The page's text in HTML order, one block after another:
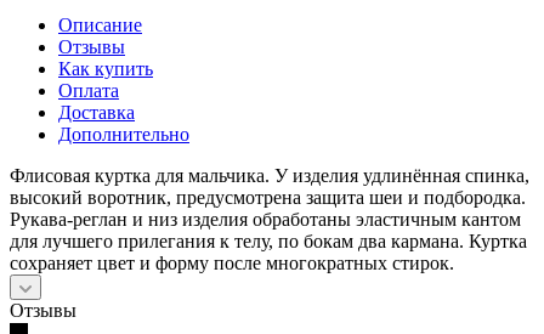
Описание
Отзывы
Как купить
Оплата
Доставка
Дополнительно
Флисовая куртка для мальчика. У изделия удлинённая спинка,
высокий воротник, предусмотрена защита шеи и подбородка.
Рукава-реглан и низ изделия обработаны эластичным кантом
для лучшего прилегания к телу, по бокам два кармана. Куртка
сохраняет цвет и форму после многократных стирок.
Отзывы